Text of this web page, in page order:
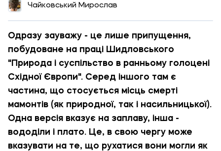
Чайковський Мирослав
Одразу зауважу - це лише припущення,
побудоване на праці Шидловського
"Природа і суспільство в ранньому голоцені
Східної Європи". Серед іншого там є
частина, що стосується місць смерті
мамонтів (як природної, так і насильницької).
Одна версія вказує на заплаву, інша -
вододіли і плато. Це, в свою чергу може
вказувати на те, що рухатися вони могли як